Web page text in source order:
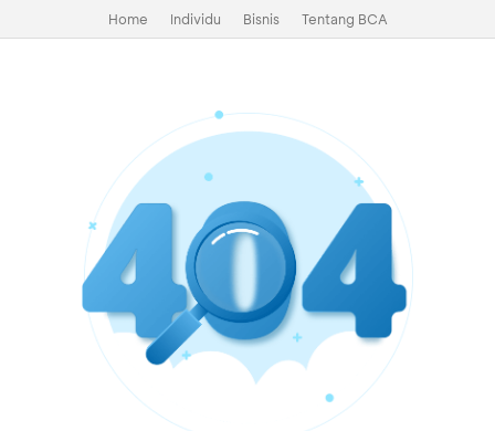
Home Individu Bisnis Tentang BCA